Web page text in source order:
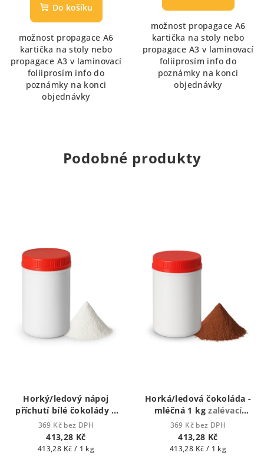
produktu
z
5
hvězdiček.
Do košíku
možnost propagace A6
kartička na stoly nebo
propagace A3 v laminovací
foliiprosím info do
poznámky na konci
objednávky
možnost propagace A6
kartička na stoly nebo
propagace A3 v laminovací
foliiprosím info do
poznámky na konci
objednávky
Podobné produkty
Horký/ledový nápoj
příchutí bílé čokolády 1
Horká čokoláda -
zalévací horkou vodou
nebo mlékem)
369 Kč bez DPH
413,28 Kč
Měrná
413,28 Kč / 1 kg
Horká/ledová čokoláda -
mléčná 1 kgzalévací
vodou nebo mlékem)
369 Kč bez DPH
413,28 Kč
Měrná
413,28 Kč / 1 kg